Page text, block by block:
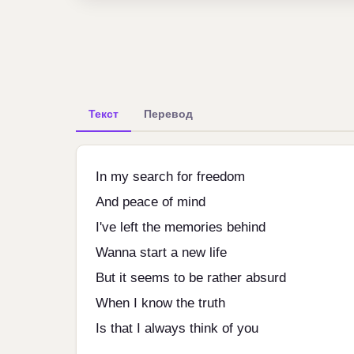
Текст Перевод
In my search for freedom
And peace of mind
I've left the memories behind
Wanna start a new life
But it seems to be rather absurd
When I know the truth
Is that I always think of you